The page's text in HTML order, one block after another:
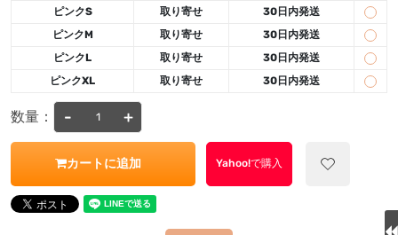
ピンクS
取り寄せ
30日内発送
ピンクM
取り寄せ
30日内発送
ピンクL
取り寄せ
30日内発送
ピンクXL
取り寄せ 30日内発送
数量： - +
カートに追加 Yahoo!で購入